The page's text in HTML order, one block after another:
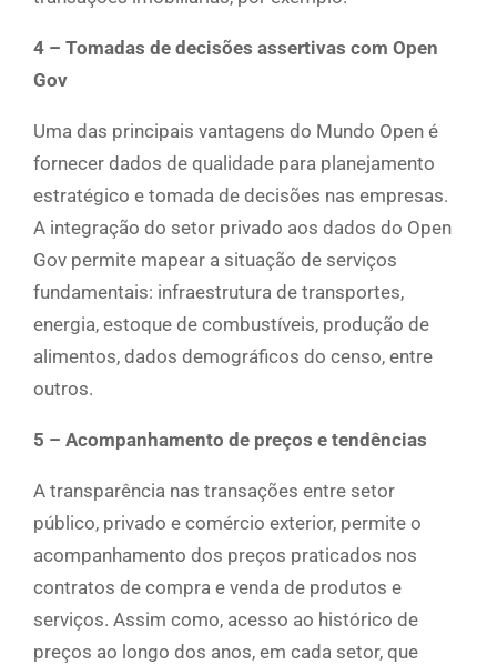
4 – Tomadas de decisões assertivas com Open
Gov
Uma das principais vantagens do Mundo Open é
fornecer dados de qualidade para planejamento
estratégico e tomada de decisões nas empresas.
A integração do setor privado aos dados do Open
Gov permite mapear a situação de serviços
fundamentais: infraestrutura de transportes,
energia, estoque de combustíveis, produção de
alimentos, dados demográficos do censo, entre
outros.
5 – Acompanhamento de preços e tendências
A transparência nas transações entre setor
público, privado e comércio exterior, permite o
acompanhamento dos preços praticados nos
contratos de compra e venda de produtos e
serviços. Assim como, acesso ao histórico de
preços ao longo dos anos, em cada setor, que